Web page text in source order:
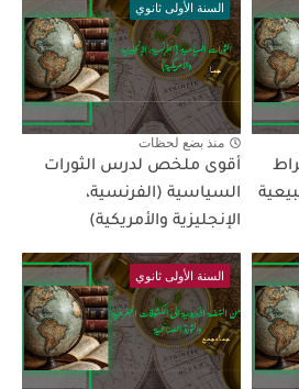
السنة الأولى ثانوي
منذ بضع لحظات
أقوى ملخص لدرس الثورات
السياسية (الفرنسية،
الإنجليزية والأمريكية)
السنة الأولى ثانوي